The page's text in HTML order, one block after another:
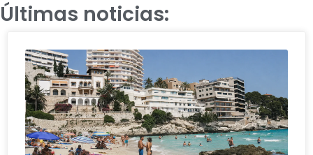
Últimas noticias: